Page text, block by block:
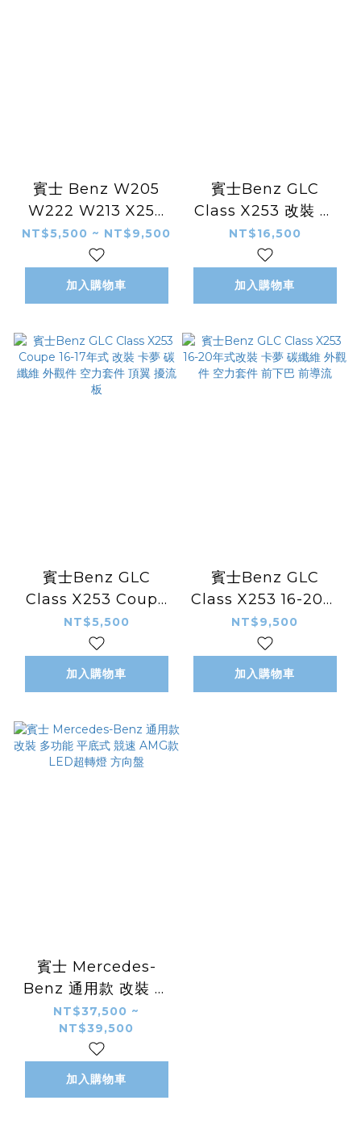
賓士 Benz W205
W222 W213 X253
改裝 卡夢 碳纖維 外觀
件 後視鏡 後照鏡 兩件
裝
NT$5,500 ~ NT$9,500
加入購物車
賓士Benz GLC
Class X253 改裝 卡
夢 碳纖維 外觀件 空力
套件 前下巴 前導流
NT$16,500
加入購物車
賓士Benz GLC
Class X253 Coupe
16-17年式 改裝 卡夢
碳纖維 外觀件 空力套
件 頂翼 擾流板
NT$5,500
加入購物車
賓士Benz GLC
Class X253 16-20年
式改裝 卡夢 碳纖維 外
觀件 空力套件 前下巴
前導流
NT$9,500
加入購物車
賓士 Mercedes-
Benz 通用款 改裝 多
功能 平底式 競速
AMG款 LED超轉燈
方向盤
NT$37,500 ~
NT$39,500
加入購物車